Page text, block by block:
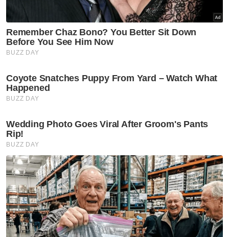
Pesta Dadah
Che Zaimani Che Awang
Dadah
Lalok
Artikel Disyorkan
Jenayah